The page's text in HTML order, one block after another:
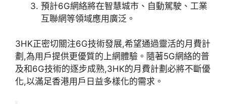
預計6G網絡將在智慧城市、自動駕駛、工業
互聯網等領域應用廣泛。
3HK正密切關注6G技術發展,希望通過靈活的月費計
劃,為用戶提供更優質的上網體驗。隨著5G網絡的普
及和6G技術的逐步成熟,3HK的月費計劃必將不斷優
化,以滿足香港用戶日益多樣化的需求。